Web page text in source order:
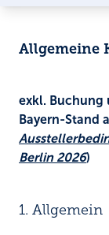
Allgemeine
exkl. Buchung
Bayern-Stand
Berlin 2026)
1. Allgemein